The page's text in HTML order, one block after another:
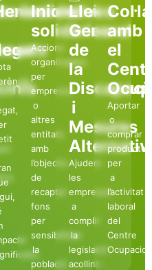
Iniciatives
solidàries
Accions
organitzades
per
empreses
o
altres
entitats
amb
l’objectiu
de
recaptar
fons
per
sensibilitzar
la
població
Llei
General
de
la
i
Mesures
Ajudem
les
empreses
a
complir
la
legislació
acollint-
amb
el
Aportar
o
comprar
productes
per
a
l’activitat
laboral
del
Centre